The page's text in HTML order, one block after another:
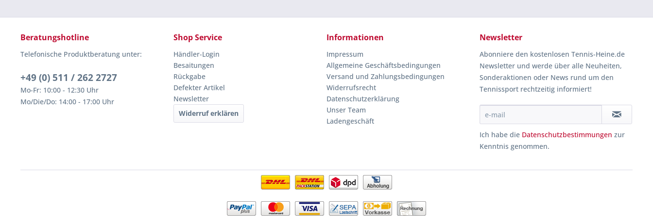
Beratungshotline
Telefonische Produktberatung unter:
+49 (0) 511 / 262 2727
Mo-Fr: 10:00 - 12:30 Uhr
Mo/Die/Do: 14:00 - 17:00 Uhr
Shop Service
Händler-Login
Besaitungen
Rückgabe
Defekter Artikel
Newsletter
Widerruf erklären
Informationen
Impressum
Allgemeine Geschäftsbedingungen
Versand und Zahlungsbedingungen
Widerrufsrecht
Datenschutzerklärung
Unser Team
Ladengeschäft
Newsletter
Abonniere den kostenlosen Tennis-Heine.de
Newsletter und werde über alle Neuheiten,
Sonderaktionen oder News rund um den
Tennissport rechtzeitig informiert!
Ich habe die Datenschutzbestimmungen zur
Kenntnis genommen.